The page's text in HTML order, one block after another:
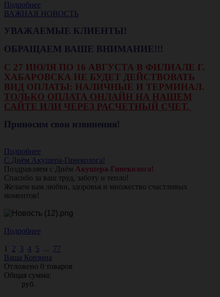
Подробнее
ВАЖНАЯ НОВОСТЬ
УВАЖАЕМЫЕ КЛИЕНТЫ!
ОБРАЩАЕМ ВАШЕ ВНИМАНИЕ!!!
С 27 ИЮЛЯ ПО 16 АВГУСТА В ФИЛИАЛЕ Г.
ХАБАРОВСКА НЕ БУДЕТ ДЕЙСТВОВАТЬ
ВИД ОПЛАТЫ: НАЛИЧНЫЕ И ТЕРМИНАЛ.
ТОЛЬКО ОПЛАТА ОНЛАЙН НА НАШЕМ
САЙТЕ ИЛИ ЧЕРЕЗ РАСЧЕТНЫЙ СЧЕТ.
Приносим свои извинения!
Подробнее
С Днём Акушера-Гинеколога!
Поздравляем с Днём Акушера-Гинеколога!
Спасибо за ваш труд, заботу и тепло!
Желаем вам любви, здоровья и множество счастливых
моментов!
Подробнее
1 2 3 4 5 ... 77
Ваша Корзина
Отложено 0 товаров
Общая сумма:
руб.